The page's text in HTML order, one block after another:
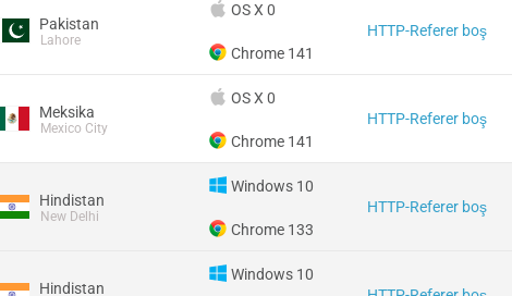
Pakistan
Lahore
OS X 0
Chrome 141
HTTP-Referer boş
Meksika
Mexico City
OS X 0
Chrome 141
HTTP-Referer boş
Hindistan
New Delhi
Windows 10
Chrome 133
HTTP-Referer boş
Hindistan
Windows 10